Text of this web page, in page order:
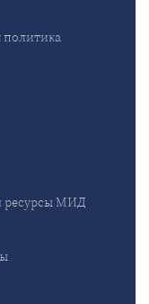
политика
ресурсы МИД